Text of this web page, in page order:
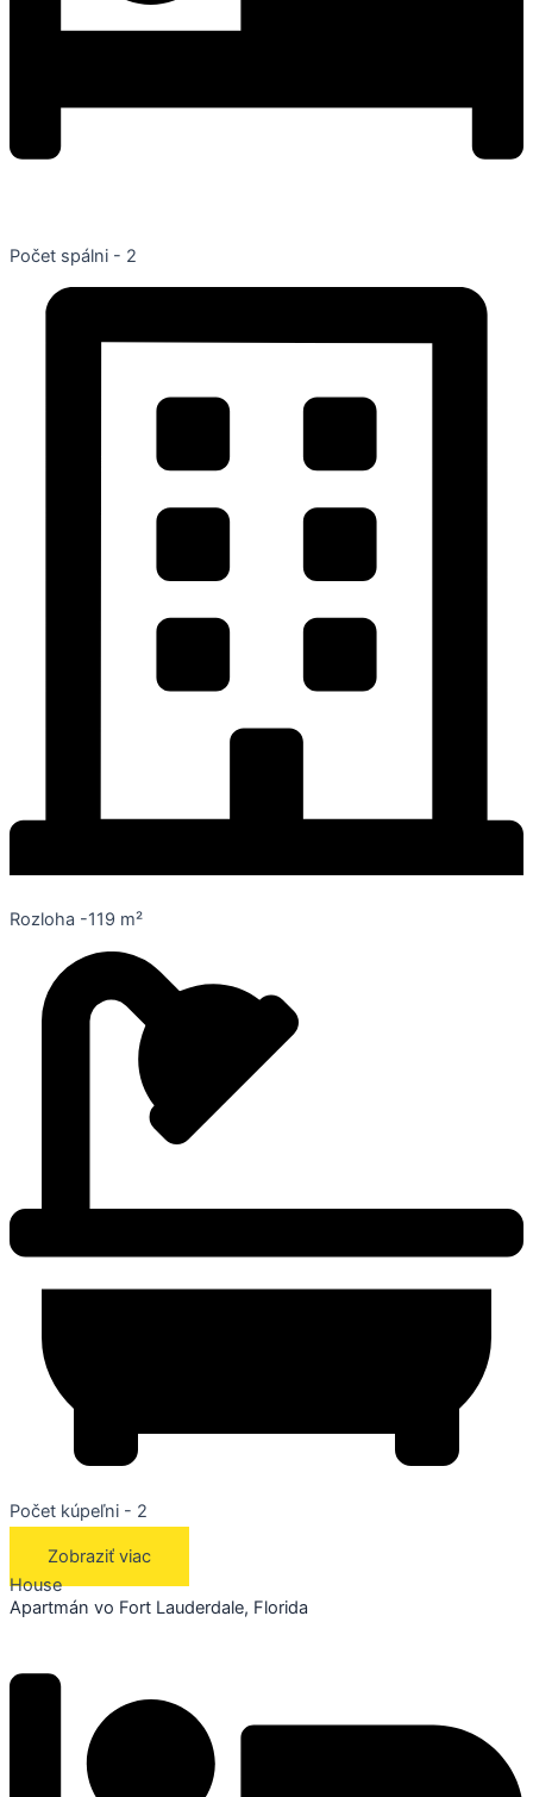
Počet spálni - 2
Rozloha -119 m²
Počet kúpeľni - 2
Zobraziť viac
House
Apartmán vo Fort Lauderdale, Florida